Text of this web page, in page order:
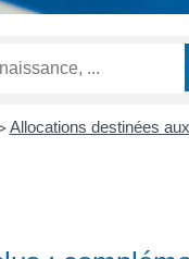
> Allocations destinées